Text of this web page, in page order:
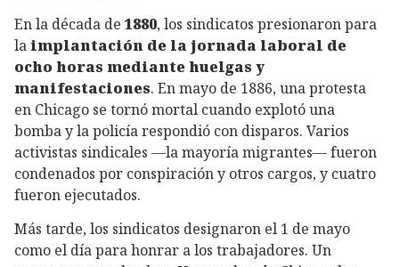
En la década de 1880, los sindicatos presionaron para
la implantación de la jornada laboral de
ocho horas mediante huelgas y
manifestaciones. En mayo de 1886, una protesta
en Chicago se tornó mortal cuando explotó una
bomba y la policía respondió con disparos. Varios
activistas sindicales —la mayoría migrantes— fueron
condenados por conspiración y otros cargos, y cuatro
fueron ejecutados.
Más tarde, los sindicatos designaron el 1 de mayo
como el día para honrar a los trabajadores. Un